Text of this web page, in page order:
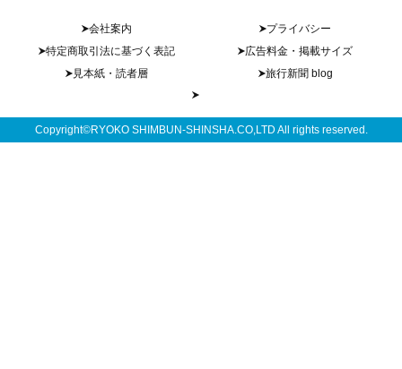
会社案内
プライバシー
特定商取引法に基づく表記
広告料金・掲載サイズ
見本紙・読者層
旅行新聞 blog
Copyright©RYOKO SHIMBUN-SHINSHA.CO,LTD All rights reserved.